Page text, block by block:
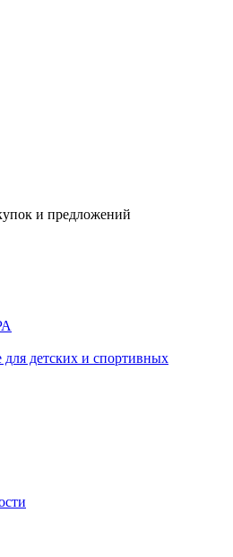
и предложений